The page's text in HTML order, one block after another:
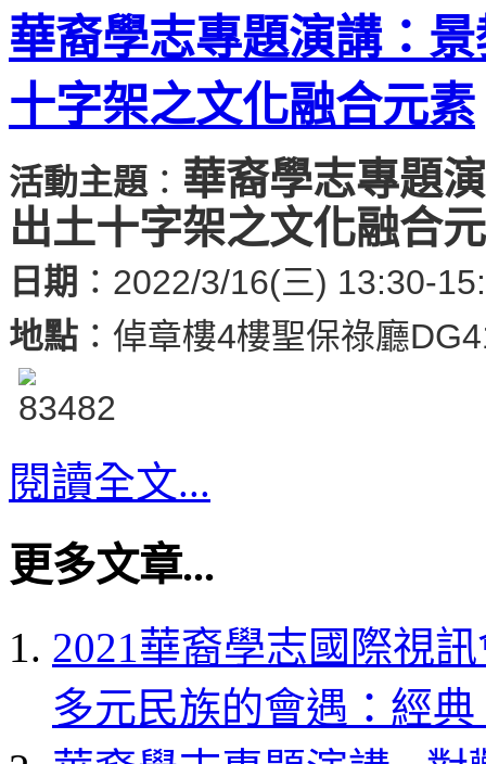
華裔學志專題演講：
十字架之文化融合元素
活動主題： 華裔學志專題
出土十字架之文化融合
日期 ：2022/3/16(三) 13:30-
地點 ：倬章樓4樓聖保祿廳
閱讀全文...
更多文章...
2021華裔學志國際視
多元民族的會遇：經